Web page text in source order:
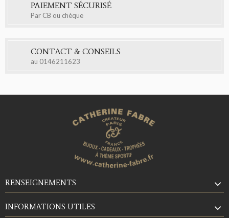
PAIEMENT SÉCURISÉ
Par CB ou chèque
CONTACT & CONSEILS
au 0146211623
RENSEIGNEMENTS
INFORMATIONS UTILES